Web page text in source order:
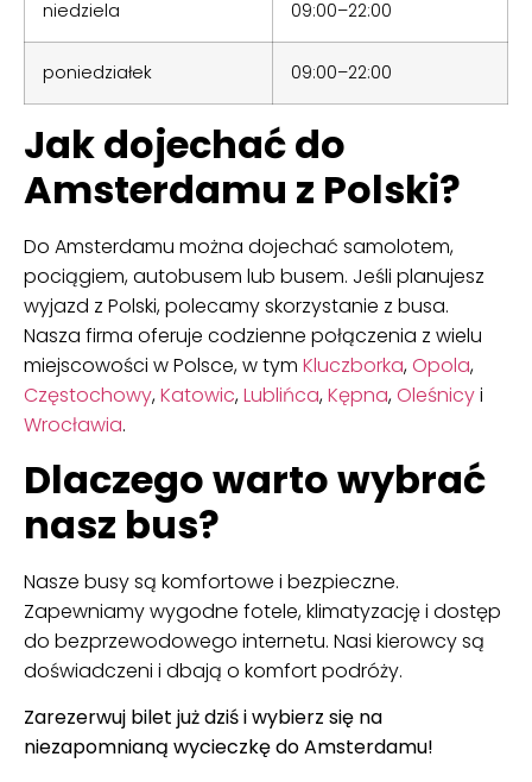
niedziela 09:00–22:00
poniedziałek 09:00–22:00
Jak dojechać do
Amsterdamu z Polski?
Do Amsterdamu można dojechać samolotem,
pociągiem, autobusem lub busem. Jeśli planujesz
wyjazd z Polski, polecamy skorzystanie z busa.
Nasza firma oferuje codzienne połączenia z wielu
miejscowości w Polsce, w tym Kluczborka,Opola,
Częstochowy,Katowic,Lublińca,Kępna,Oleśnicyi
Wrocławia.
Dlaczego warto wybrać
nasz bus?
Nasze busy są komfortowe i bezpieczne.
Zapewniamy wygodne fotele, klimatyzację i dostęp
do bezprzewodowego internetu. Nasi kierowcy są
doświadczeni i dbają o komfort podróży.
Zarezerwuj bilet już dziś i wybierz się na
niezapomnianą wycieczkę do Amsterdamu!